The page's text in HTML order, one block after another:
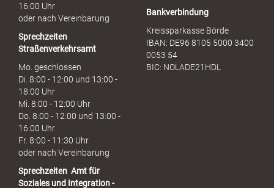
16:00 Uhr
oder nach Vereinbarung
Sprechzeiten
Straßenverkehrsamt
Mo. geschlossen
Di. 8:00 - 12:00 und 13:00 -
18:00 Uhr
Mi. 8:00 - 12:00 Uhr
Do. 8:00 - 12:00 und 13:00 -
16:00 Uhr
Fr. 8:00 - 11:30 Uhr
oder nach Vereinbarung
Sprechzeiten Amt für
Soziales und Integration -
Bankverbindung
Kreissparkasse Börde
IBAN: DE96 8105 5000 3400
0053 54
BIC: NOLADE21HDL